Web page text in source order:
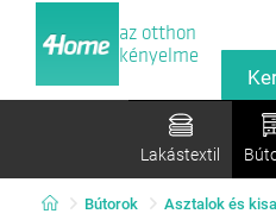
az otthon
kényelme
Lakástextil
Bútorok Asztalok és